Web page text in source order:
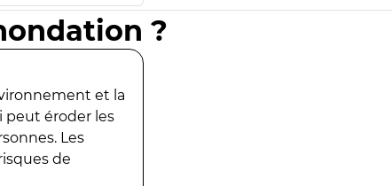
?
et la
peut éroder les
Les
de